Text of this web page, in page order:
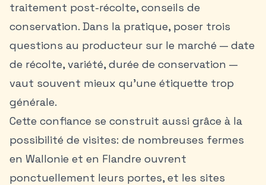
traitement post-récolte, conseils de
conservation. Dans la pratique, poser trois
questions au producteur sur le marché — date
de récolte, variété, durée de conservation —
vaut souvent mieux qu’une étiquette trop
générale.
Cette confiance se construit aussi grâce à la
possibilité de visites: de nombreuses fermes
en Wallonie et en Flandre ouvrent
ponctuellement leurs portes, et les sites